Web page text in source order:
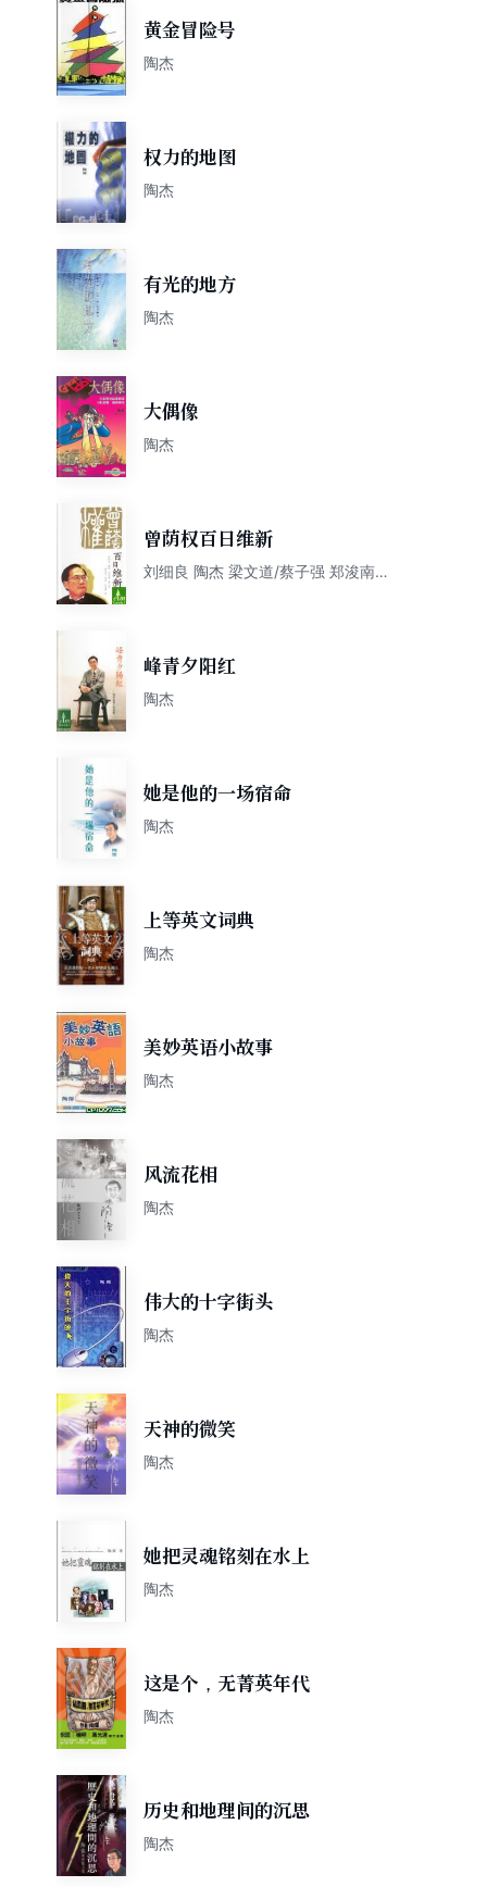
黄金冒险号
陶杰
权力的地图
陶杰
有光的地方
陶杰
大偶像
陶杰
曾荫权百日维新
刘细良 陶杰 梁文道/蔡子强 郑浚南
峰青夕阳红
陶杰
她是他的一场宿命
陶杰
上等英文词典
陶杰
美妙英语小故事
陶杰
风流花相
陶杰
伟大的十字街头
陶杰
天神的微笑
陶杰
她把灵魂铭刻在水上
陶杰
这是个，无菁英年代
陶杰
历史和地理间的沉思
陶杰